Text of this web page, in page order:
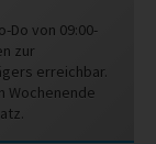
Do von 09:00-
zur
erreichbar.
Wochenende